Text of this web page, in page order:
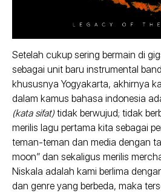
Setelah cukup sering bermain di
sebagai unit baru instrumental
khususnya Yogyakarta, akhirnya
dalam kamus bahasa indonesia
(kata sifat) tidak berwujud; tidak
merilis lagu pertama kita sebagai
teman-teman dan media dengan
moon” dan sekaligus merilis
Niskala adalah kami berlima
dan genre yang berbeda, maka